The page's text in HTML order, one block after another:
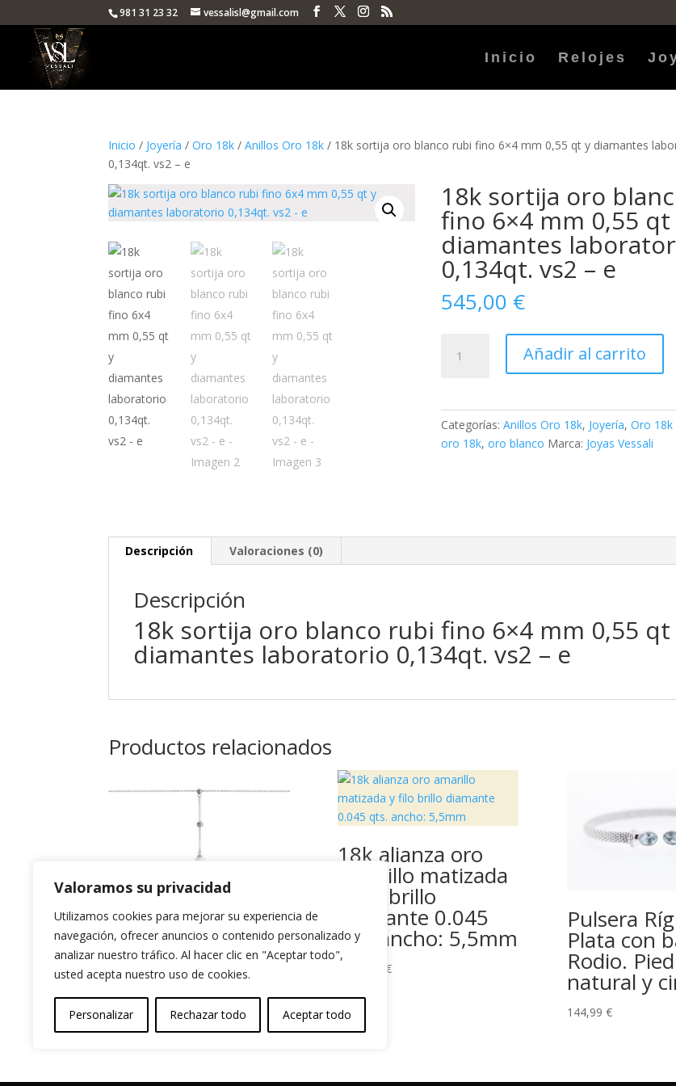
Valoramos su privacidad
Utilizamos cookies para mejorar su experiencia de
navegación, ofrecer anuncios o contenido personalizado y
analizar nuestro tráfico. Al hacer clic en "Aceptar todo",
usted acepta nuestro uso de cookies.
Personalizar Rechazar todo Aceptar todo
981 31 23 32 vessalisl@gmail.com
Inicio Relojes
Inicio / Joyería /Oro 18k /Anillos Oro 18k / 18k sortija oro blanco rubi fino 6×4 mm 0,55 qt y diamantes
0,134qt. vs2 – e
18k sortija oro
fino 6×4 mm 0,55 qt
diamantes
0,134qt. vs2 – e
545,00 €
sortija
laboratorio
-
e
cantidad
Añadir al carrito
Categorías:Anillos Oro 18k, Joyería,Oro 18k
oro 18k,oro blanco Marca: Joyas Vessali
Descripción Valoraciones (0)
Descripción
18k sortija oro blanco rubi fino 6×4 mm 0,55 qt
diamantes laboratorio 0,134qt. vs2 – e
Productos relacionados
COLLAR PLATA
925 BOLAS 4 Y
5MM CON PERLA
DE 8MM
43,40
18k alianza oro
amarillo matizada
y filo brillo
diamante 0.045
qts. ancho: 5,5mm
€
Pulsera
Plata con
Rodio.
natural y
144,99 €